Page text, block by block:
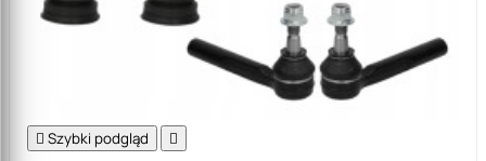
 Szybki podgląd 